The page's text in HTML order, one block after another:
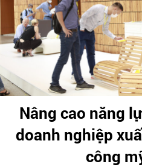
Nâng cao năng
doanh nghiệp
công